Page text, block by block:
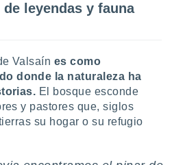
leyendas y fauna
Valsaín es como
donde la naturaleza ha
El bosque esconde
y pastores que, siglos
su hogar o su refugio